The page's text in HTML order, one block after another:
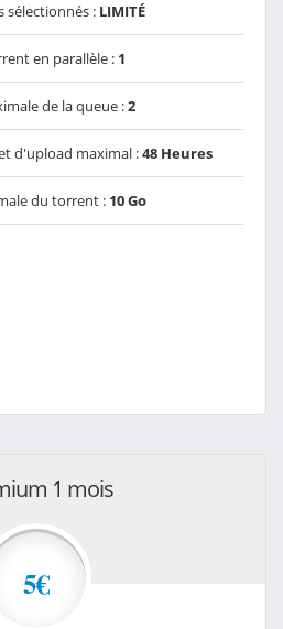
sélectionnés : LIMITÉ
en parallèle : 1
de la queue :2
d'upload maximal :48 Heures
du torrent : 10 Go
1 mois
5€